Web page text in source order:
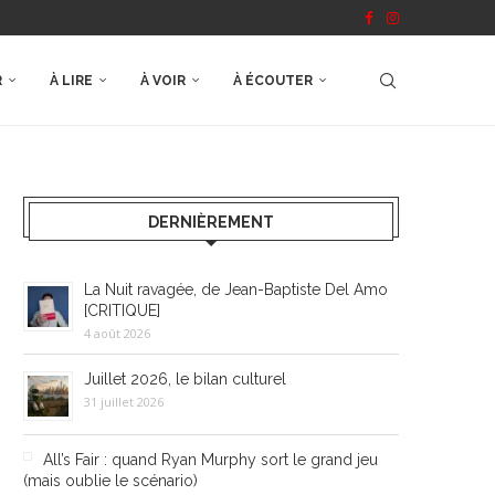
À LIRE À VOIR À ÉCOUTER
DERNIÈREMENT
La Nuit ravagée, de Jean-Baptiste Del Amo
[CRITIQUE]
4 août 2026
Juillet 2026, le bilan culturel
31 juillet 2026
All’s Fair : quand Ryan Murphy sort le grand jeu
(mais oublie le scénario)